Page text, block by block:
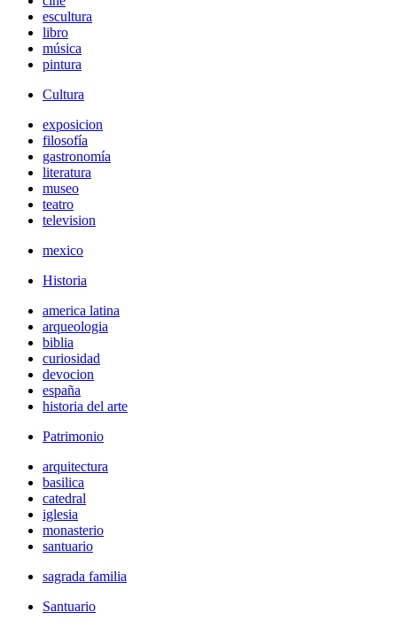
escultura
libro
música
pintura
Cultura
exposicion
filosofía
gastronomía
literatura
museo
teatro
television
mexico
Historia
america latina
arqueologia
biblia
curiosidad
devocion
españa
historia del arte
Patrimonio
arquitectura
basilica
catedral
iglesia
monasterio
santuario
sagrada familia
Santuario